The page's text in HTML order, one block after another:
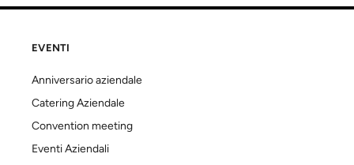
EVENTI
Anniversario aziendale
Catering Aziendale
Convention meeting
Eventi Aziendali